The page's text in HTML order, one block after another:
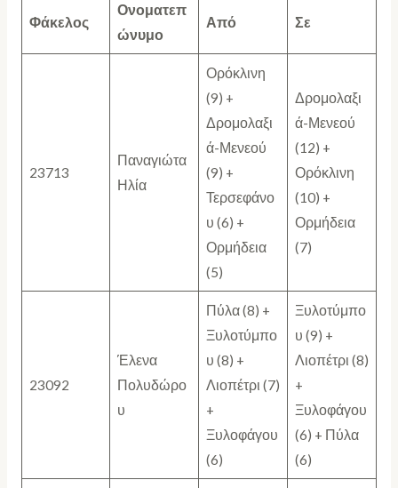
Φάκελος
Ονοματεπ
ώνυμο
Από Σε
23713
Παναγιώτα
Ηλία
Ορόκλινη
(9) +
Δρομολαξι
ά-Μενεού
(9) +
Τερσεφάνο
υ (6) +
Ορμήδεια
(5)
Δρομολαξι
ά-Μενεού
(12) +
Ορόκλινη
(10) +
Ορμήδεια
(7)
23092
Έλενα
Πολυδώρο
υ
Πύλα (8) +
Ξυλοτύμπο
υ (8) +
Λιοπέτρι (7)
+
Ξυλοφάγου
(6)
Ξυλοτύμπο
υ (9) +
Λιοπέτρι (8)
+
Ξυλοφάγου
(6) + Πύλα
(6)